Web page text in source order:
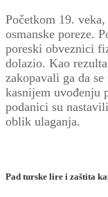
Početkom 19.
osmanske poreze.
poreski obveznici
dolazio. Kao
zakopavali ga da
kasnijem uvođenju
podanici su
oblik ulaganja.
Pad turske lire i zaštita